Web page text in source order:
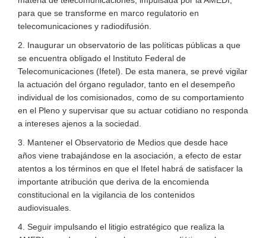
para que se transforme en marco regulatorio en
telecomunicaciones y radiodifusión.
2. Inaugurar un observatorio de las políticas públicas a que
se encuentra obligado el Instituto Federal de
Telecomunicaciones (Ifetel). De esta manera, se prevé vigilar
la actuación del órgano regulador, tanto en el desempeño
individual de los comisionados, como de su comportamiento
en el Pleno y supervisar que su actuar cotidiano no responda
a intereses ajenos a la sociedad.
3. Mantener el Observatorio de Medios que desde hace
años viene trabajándose en la asociación, a efecto de estar
atentos a los términos en que el Ifetel habrá de satisfacer la
importante atribución que deriva de la encomienda
constitucional en la vigilancia de los contenidos
audiovisuales.
4. Seguir impulsando el litigio estratégico que realiza la